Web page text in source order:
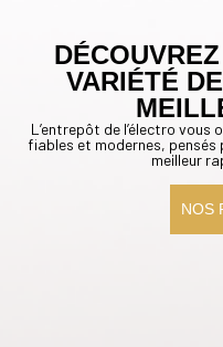
VARIÉTÉ
L’entrepôt de l’électro vous
fiables et modernes, pensés
meilleur
NOS